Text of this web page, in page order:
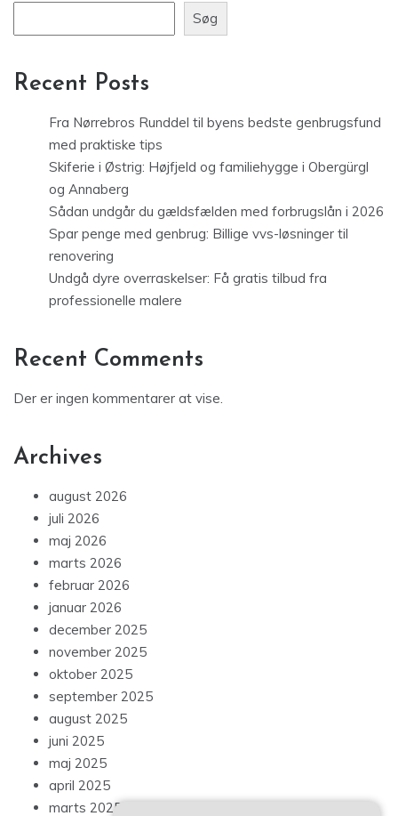
Søg
Recent Posts
Fra Nørrebros Runddel til byens bedste genbrugsfund
med praktiske tips
Skiferie i Østrig: Højfjeld og familiehygge i Obergürgl
og Annaberg
Sådan undgår du gældsfælden med forbrugslån i 2026
Spar penge med genbrug: Billige vvs-løsninger til
renovering
Undgå dyre overraskelser: Få gratis tilbud fra
professionelle malere
Recent Comments
Der er ingen kommentarer at vise.
Archives
august 2026
juli 2026
maj 2026
marts 2026
februar 2026
januar 2026
december 2025
november 2025
oktober 2025
september 2025
august 2025
juni 2025
maj 2025
april 2025
marts 2025